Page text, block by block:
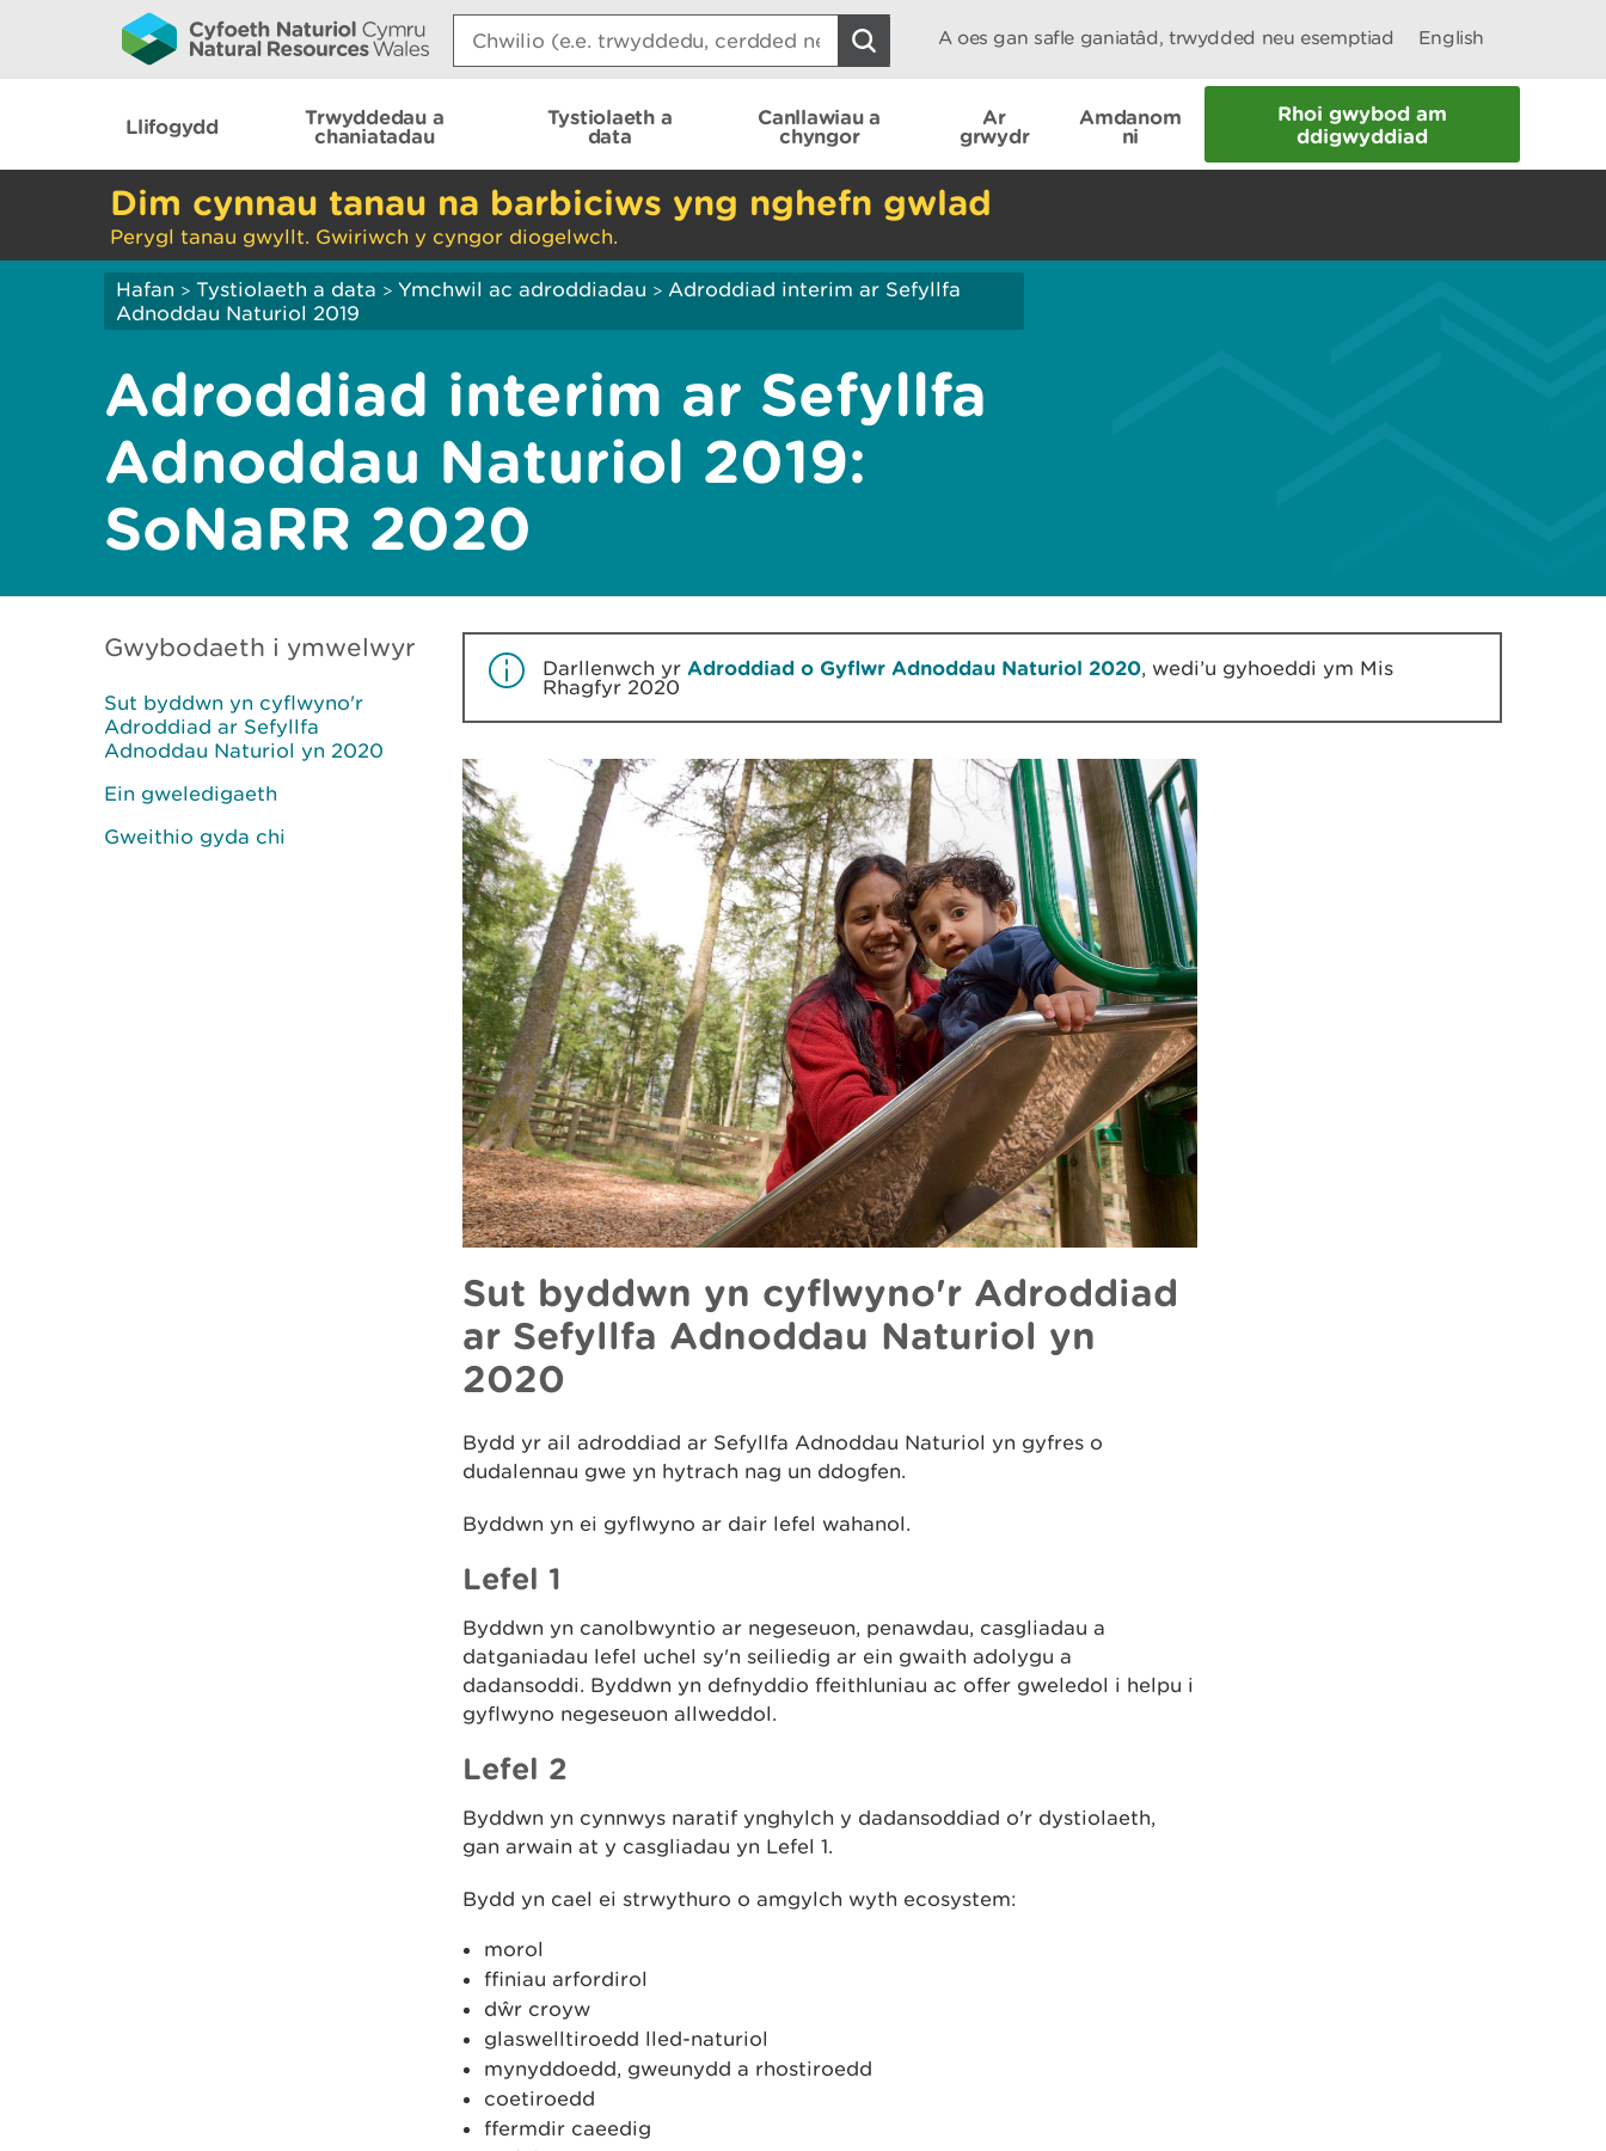
Search:
A oes gan safle ganiatâd, trwydded neu esemptiad English
Llifogydd
Trwyddedau a
chaniatadau
Tystiolaeth a
data
Canllawiau a
chyngor
Ar
grwydr
Amdanom
ni
Rhoi gwybod am
ddigwyddiad
Dim cynnau tanau na barbiciws yng nghefn gwlad
Perygl tanau gwyllt. Gwiriwch y cyngor diogelwch.
Hafan > Tystiolaeth a data > Ymchwil ac adroddiadau > Adroddiad interim ar Sefyllfa
Adnoddau Naturiol 2019
Adroddiad interim ar Sefyllfa
Adnoddau Naturiol 2019:
SoNaRR 2020
Gwybodaeth i ymwelwyr
Sut byddwn yn cyflwyno'r
Adroddiad ar Sefyllfa
Adnoddau Naturiol yn 2020
Ein gweledigaeth
Gweithio gyda chi
Darllenwch yr Adroddiad o Gyflwr Adnoddau Naturiol 2020, wedi’u gyhoeddi ym Mis
Rhagfyr 2020
Sut byddwn yn cyflwyno'r Adroddiad
ar Sefyllfa Adnoddau Naturiol yn
2020
Bydd yr ail adroddiad ar Sefyllfa Adnoddau Naturiol yn gyfres o
dudalennau gwe yn hytrach nag un ddogfen.
Byddwn yn ei gyflwyno ar dair lefel wahanol.
Lefel 1
Byddwn yn canolbwyntio ar negeseuon, penawdau, casgliadau a
datganiadau lefel uchel sy'n seiliedig ar ein gwaith adolygu a
dadansoddi. Byddwn yn defnyddio ffeithluniau ac offer gweledol i helpu i
gyflwyno negeseuon allweddol.
Lefel 2
Byddwn yn cynnwys naratif ynghylch y dadansoddiad o'r dystiolaeth,
gan arwain at y casgliadau yn Lefel 1.
Bydd yn cael ei strwythuro o amgylch wyth ecosystem:
morol
ffiniau arfordirol
dŵr croyw
glaswelltiroedd lled-naturiol
mynyddoedd, gweunydd a rhostiroedd
coetiroedd
ffermdir caeedig